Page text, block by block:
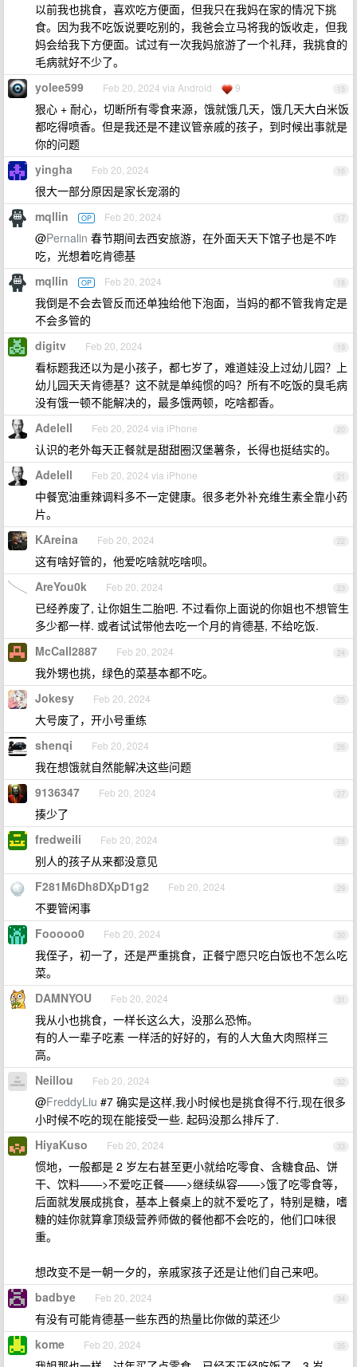
以前我也挑食，喜欢吃方便面，但我只在我妈在家的情况下挑
食。因为我不吃饭说要吃别的，我爸会立马将我的饭收走，但我
妈会给我下方便面。试过有一次我妈旅游了一个礼拜，我挑食的
毛病就好不少了。
15
yolee599 Feb 20, 2024 via Android 9
狠心 + 耐心，切断所有零食来源，饿就饿几天，饿几天大白米饭
都吃得喷香。但是我还是不建议管亲戚的孩子，到时候出事就是
你的问题
16
yingha Feb 20, 2024
很大一部分原因是家长宠溺的
17
mqllin OP Feb 20, 2024
@Pernalin 春节期间去西安旅游，在外面天天下馆子也是不咋
吃，光想着吃肯德基
18
mqllin OP Feb 20, 2024
我倒是不会去管反而还单独给他下泡面，当妈的都不管我肯定是
不会多管的
19
digitv Feb 20, 2024
看标题我还以为是小孩子，都七岁了，难道娃没上过幼儿园？上
幼儿园天天肯德基？这不就是单纯惯的吗？所有不吃饭的臭毛病
没有饿一顿不能解决的，最多饿两顿，吃啥都香。
20
Adelell Feb 20, 2024 via iPhone
认识的老外每天正餐就是甜甜圈汉堡薯条，长得也挺结实的。
21
Adelell Feb 20, 2024 via iPhone
中餐宽油重辣调料多不一定健康。很多老外补充维生素全靠小药
片。
22
KAreina Feb 20, 2024
这有啥好管的，他爱吃啥就吃啥呗。
23
AreYou0k Feb 20, 2024
已经养废了, 让你姐生二胎吧. 不过看你上面说的你姐也不想管生
多少都一样. 或者试试带他去吃一个月的肯德基, 不给吃饭.
24
McCall2887 Feb 20, 2024
我外甥也挑，绿色的菜基本都不吃。
25
Jokesy Feb 20, 2024
大号废了，开小号重练
26
shenqi Feb 20, 2024
我在想饿就自然能解决这些问题
27
9136347 Feb 20, 2024
揍少了
28
fredweili Feb 20, 2024
别人的孩子从来都没意见
29
F281M6Dh8DXpD1g2 Feb 20, 2024
不要管闲事
30
Fooooo0 Feb 20, 2024
我侄子，初一了，还是严重挑食，正餐宁愿只吃白饭也不怎么吃
菜。
31
DAMNYOU Feb 20, 2024
我从小也挑食，一样长这么大，没那么恐怖。
有的人一辈子吃素 一样活的好好的，有的人大鱼大肉照样三
高。
32
Neillou Feb 20, 2024
@FreddyLiu #7 确实是这样,我小时候也是挑食得不行,现在很多
小时候不吃的现在能接受一些. 起码没那么排斥了.
33
HiyaKuso Feb 20, 2024
惯地，一般都是 2 岁左右甚至更小就给吃零食、含糖食品、饼
干、饮料——>不爱吃正餐——>继续纵容——>饿了吃零食等，
后面就发展成挑食，基本上餐桌上的就不爱吃了，特别是糖，嗜
糖的娃你就算拿顶级营养师做的餐他都不会吃的，他们口味很
重。
想改变不是一朝一夕的，亲戚家孩子还是让他们自己来吧。
34
badbye Feb 20, 2024
有没有可能肯德基一些东西的热量比你做的菜还少
35
kome Feb 20, 2024